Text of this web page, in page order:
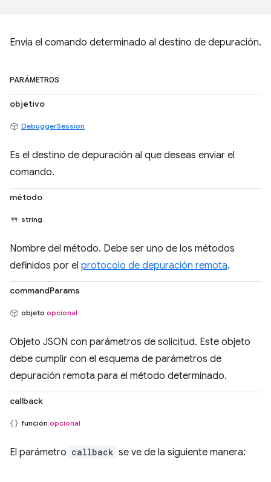
Envía el comando determinado al destino de depuración.
PARÁMETROS
objetivo
DebuggerSession
Es el destino de depuración al que deseas enviar el
comando.
método
string
Nombre del método. Debe ser uno de los métodos
definidos por el protocolo de depuración remota.
commandParams
objeto opcional
Objeto JSON con parámetros de solicitud. Este objeto
debe cumplir con el esquema de parámetros de
depuración remota para el método determinado.
callback
función opcional
El parámetro callback se ve de la siguiente manera: